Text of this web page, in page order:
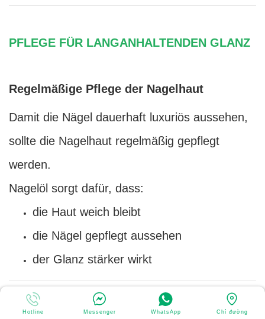
PFLEGE FÜR LANGANHALTENDEN GLANZ
Regelmäßige Pflege der Nagelhaut
Damit die Nägel dauerhaft luxuriös aussehen,
sollte die Nagelhaut regelmäßig gepflegt
werden.
Nagelöl sorgt dafür, dass:
die Haut weich bleibt
die Nägel gepflegt aussehen
der Glanz stärker wirkt
Glitzer und Strass schützen
Hotline Messenger WhatsApp Chỉ đường